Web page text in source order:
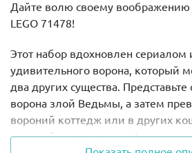
Дайте волю своему воображению
LEGO 71478!
Этот набор вдохновлен сериалом
удивительного ворона, который
два других существа. Представьте
ворона злой Ведьмы, а затем
вороний коттедж или в других
ходячий дом или паука!